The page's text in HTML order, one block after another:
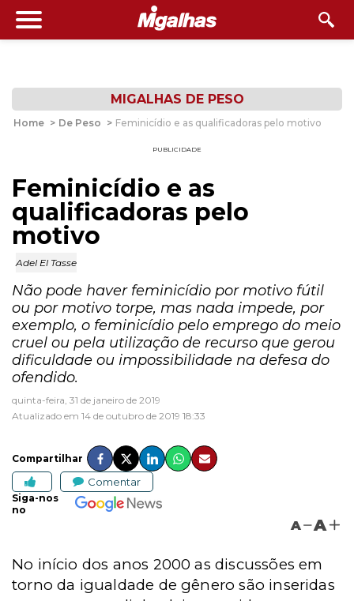
MIGALHAS DE PESO
Home > De Peso > Feminicídio e as qualificadoras pelo motivo
PUBLICIDADE
Feminicídio e as
qualificadoras pelo
motivo
Adel El Tasse
Não pode haver feminicídio por motivo fútil
ou por motivo torpe, mas nada impede, por
exemplo, o feminicídio pelo emprego do meio
cruel ou pela utilização de recurso que gerou
dificuldade ou impossibilidade na defesa do
ofendido.
quinta-feira, 31 de janeiro de 2019
Atualizado em 14 de outubro de 2019 18:33
Compartilhar
Comentar
Siga-nos
no
A A
No início dos anos 2000 as discussões em
torno da igualdade de gênero são inseridas